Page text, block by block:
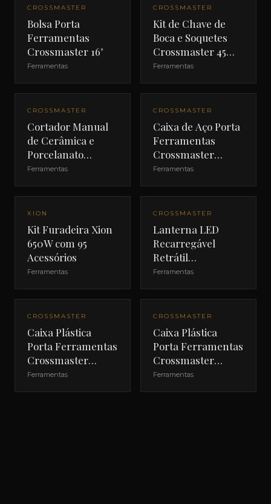
CROSSMASTER
Bolsa Porta
Ferramentas
Crossmaster 16"
Ferramentas
CROSSMASTER
Kit de Chave de
Boca e Soquetes
Crossmaster 45
Peças
Ferramentas
CROSSMASTER
Cortador Manual
de Cerâmica e
Porcelanato
Crossmaster 24"
Ferramentas
CROSSMASTER
Caixa de Aço Porta
Ferramentas
Crossmaster
660mm
Ferramentas
XION
Kit Furadeira Xion
650W com 95
Acessórios
Ferramentas
CROSSMASTER
Lanterna LED
Recarregável
Retrátil
Crossmaster 3W
Ferramentas
CROSSMASTER
Caixa Plástica
Porta Ferramentas
Crossmaster
480mm
Ferramentas
CROSSMASTER
Caixa Plástica
Porta Ferramentas
Crossmaster
420mm
Ferramentas